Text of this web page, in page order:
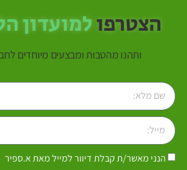
הצטרפולמועדון
ותהנו מהטבות ומבצעים מיוחדים
הנני מאשר/ת קבלת דיוור למייל מאת א.ספיר